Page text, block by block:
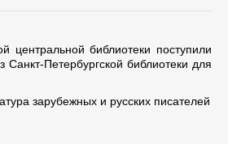
центральной библиотеки поступили
Санкт-Петербургской библиотеки для
зарубежных и русских писателей